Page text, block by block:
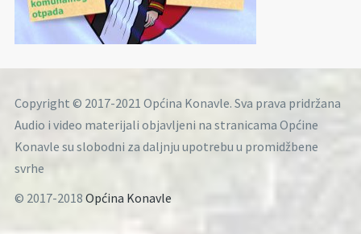
Copyright © 2017-2021 Općina Konavle. Sva prava pridržana
Audio i video materijali objavljeni na stranicama Općine
Konavle su slobodni za daljnju upotrebu u promidžbene
svrhe
© 2017-2018 Općina Konavle